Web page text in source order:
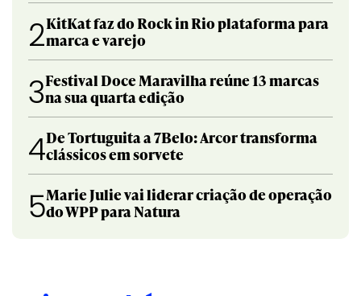
2KitKat faz do Rock in Rio plataforma para
marca e varejo
3Festival Doce Maravilha reúne 13 marcas
na sua quarta edição
4De Tortuguita a 7Belo: Arcor transforma
clássicos em sorvete
5Marie Julie vai liderar criação de operação
do WPP para Natura